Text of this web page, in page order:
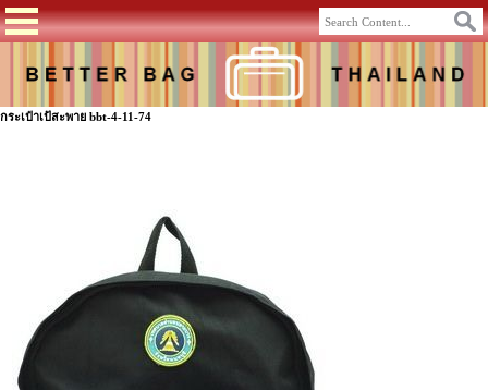
กระเป๋าเป้สะพาย bbt-4-11-74